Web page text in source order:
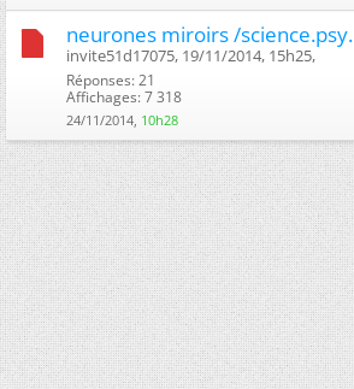
neurones miroirs /science.psy.
invite51d17075, 19/11/2014, 15h25, ‎
Réponses: 21
Affichages: 7 318
24/11/2014, 10h28